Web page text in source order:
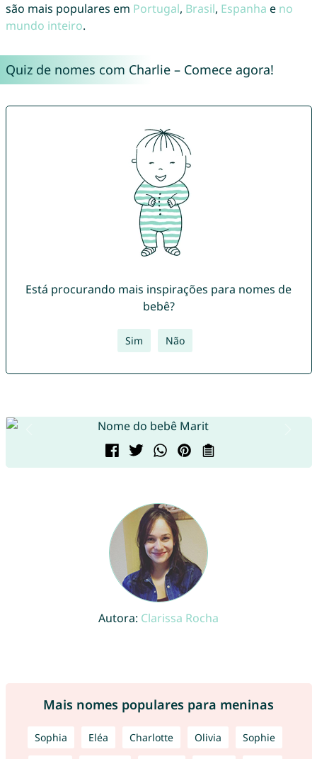
são mais populares em Portugal, Brasil, Espanha e no
mundo inteiro.
Quiz de nomes com Charlie – Comece agora!
Está procurando mais inspirações para nomes de
bebê?
Sim Não
Autora: Clarissa Rocha
Mais nomes populares para meninas
Sophia Eléa Charlotte Olivia Sophie